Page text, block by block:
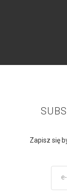
Zapisz się